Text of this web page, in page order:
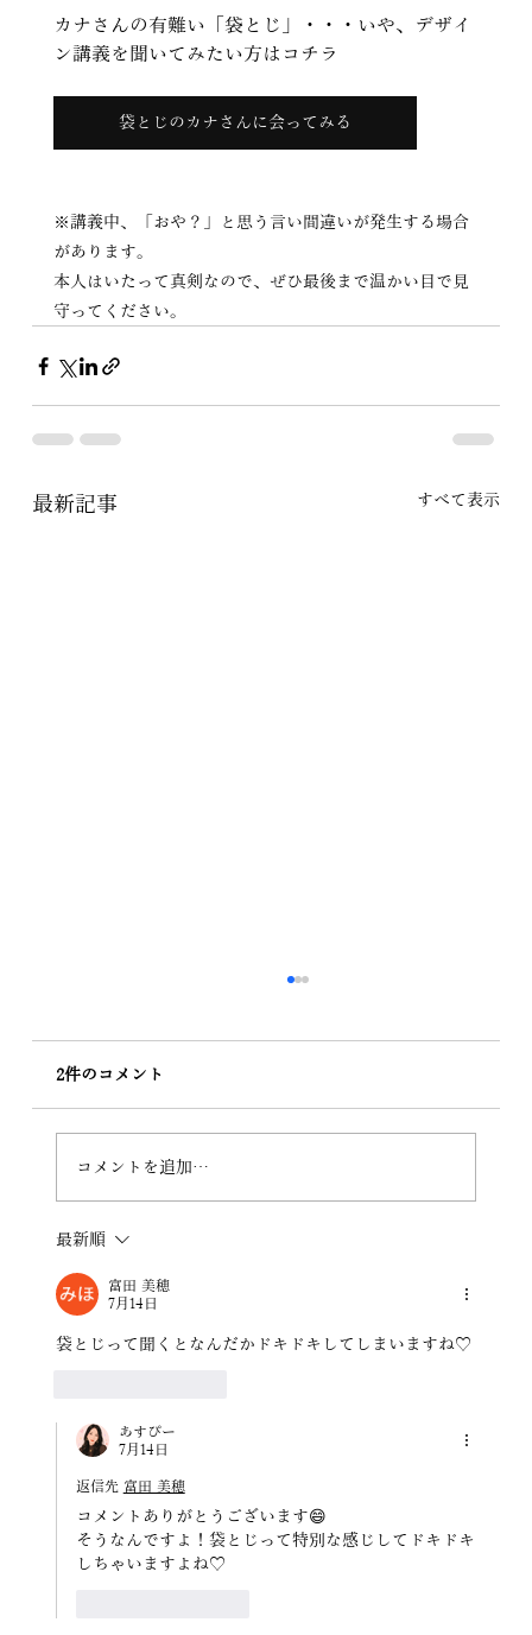
カナさんの有難い「袋とじ」・・・いや、デザイ
ン講義を聞いてみたい方はコチラ
袋とじのカナさんに会ってみる
※講義中、「おや？」と思う言い間違いが発生する場合
があります。
本人はいたって真剣なので、ぜひ最後まで温かい目で見
守ってください。
最新記事 すべて表示
ユーキリン爆誕
2件のコメント
コメントを追加…
最新順
富田 美穂
7月14日
袋とじって聞くとなんだかドキドキしてしまいますね♡
あすぴー
7月14日
返信先 富田 美穂
コメントありがとうございます😄
そうなんですよ！袋とじって特別な感じしてドキドキ
しちゃいますよね♡